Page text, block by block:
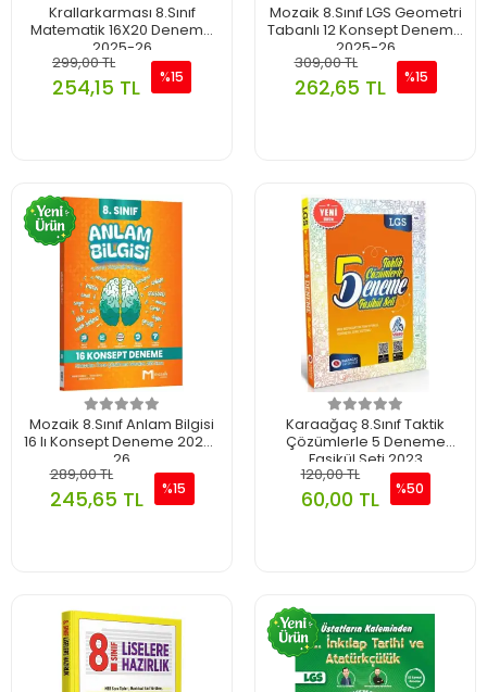
Krallarkarması 8.Sınıf
Matematik 16X20 Deneme
2025-26
299,00 TL
254,15 TL %15
Mozaik 8.Sınıf LGS Geometri
Tabanlı 12 Konsept Deneme
2025-26
309,00 TL
262,65 TL %15
Mozaik 8.Sınıf Anlam Bilgisi
16 lı Konsept Deneme 2025-
26
289,00 TL
245,65 TL %15
Karaağaç 8.Sınıf Taktik
Çözümlerle 5 Deneme
Fasikül Seti 2023
120,00 TL
60,00 TL %50